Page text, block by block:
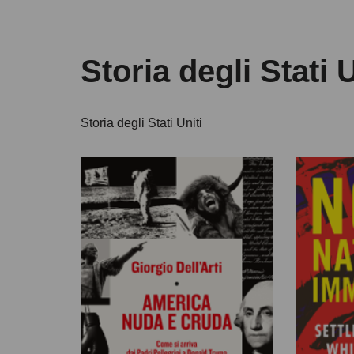
Storia degli Stati
Storia degli Stati Uniti